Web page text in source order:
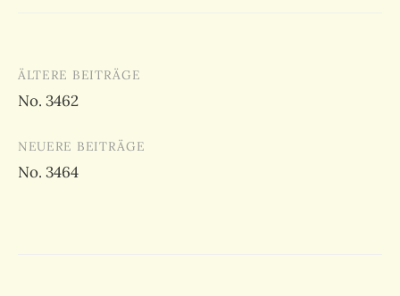
Beitragsnavigation
ÄLTERE BEITRÄGE
No. 3462
NEUERE BEITRÄGE
No. 3464